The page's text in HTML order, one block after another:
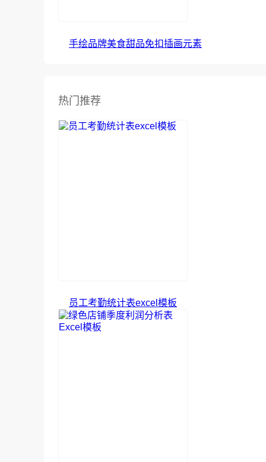
手绘品牌美食甜品免扣插画元素
热门推荐
员工考勤统计表excel模板